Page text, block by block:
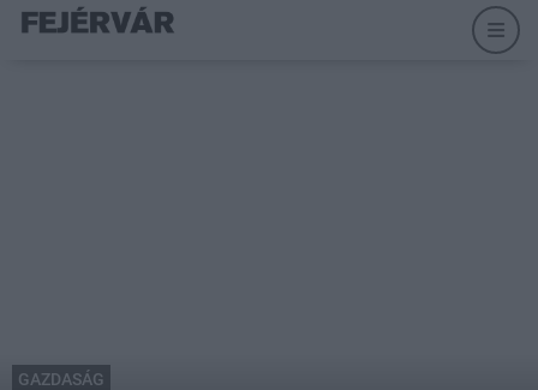
GAZDASÁG